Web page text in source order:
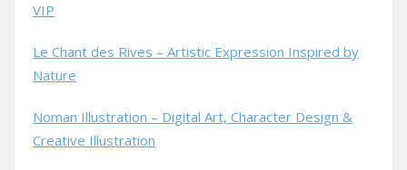
VIP
Le Chant des Rives – Artistic Expression Inspired by
Nature
Noman Illustration – Digital Art, Character Design &
Creative Illustration